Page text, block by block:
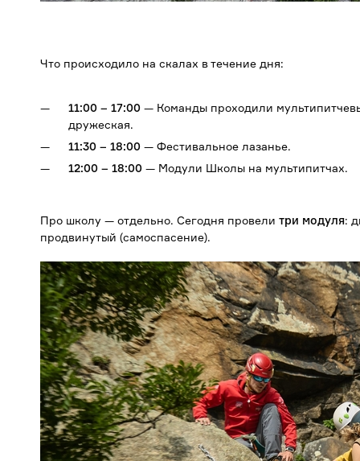
Что происходило на скалах в течение дня:
11:00 – 17:00 — Команды проходили
дружеская.
11:30 – 18:00 — Фестивальное лазанье.
12:00 – 18:00 — Модули Школы на мультипитчах.
Про школу — отдельно. Сегодня провели три модуля:
продвинутый (самоспасение).